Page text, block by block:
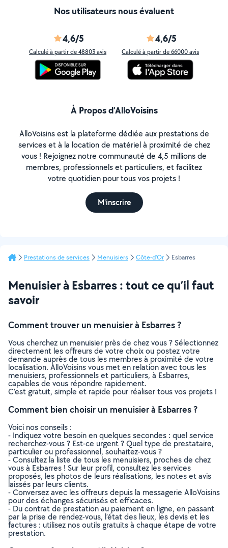
Nos utilisateurs nous évaluent
4,6/5
Calculé à partir de 48803 avis
4,6/5
Calculé à partir de 66000 avis
À Propos d’AlloVoisins
AlloVoisins est la plateforme dédiée aux prestations de
services et à la location de matériel à proximité de chez
vous ! Rejoignez notre communauté de 4,5 millions de
membres, professionnels et particuliers, et facilitez
votre quotidien pour tous vos projets !
M'inscrire
Prestations de services Menuisiers Côte-d'Or Esbarres
Menuisier à Esbarres : tout ce qu’il faut
savoir
Comment trouver un menuisier à Esbarres ?
Vous cherchez un menuisier près de chez vous ? Sélectionnez
directement les offreurs de votre choix ou postez votre
demande auprès de tous les membres à proximité de votre
localisation. AlloVoisins vous met en relation avec tous les
menuisiers, professionnels et particuliers, à Esbarres,
capables de vous répondre rapidement.
C’est gratuit, simple et rapide pour réaliser tous vos projets !
Comment bien choisir un menuisier à Esbarres ?
Voici nos conseils :
- Indiquez votre besoin en quelques secondes : quel service
recherchez-vous ? Est-ce urgent ? Quel type de prestataire,
particulier ou professionnel, souhaitez-vous ?
- Consultez la liste de tous les menuisiers, proches de chez
vous à Esbarres ! Sur leur profil, consultez les services
proposés, les photos de leurs réalisations, les notes et avis
laissés par leurs clients.
- Conversez avec les offreurs depuis la messagerie AlloVoisins
pour des échanges sécurisés et efficaces.
- Du contrat de prestation au paiement en ligne, en passant
par la prise de rendez-vous, l’état des lieux, les devis et les
factures : utilisez nos outils gratuits à chaque étape de votre
prestation.